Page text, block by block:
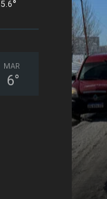
5.6°
MAR
6°